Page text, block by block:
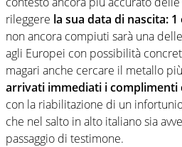
rileggere la sua data di nascita:
non ancora compiuti sarà una
agli Europei con possibilità
magari anche cercare il metallo
arrivati immediati i complimenti
con la riabilitazione di un
che nel salto in alto italiano sia
passaggio di testimone.